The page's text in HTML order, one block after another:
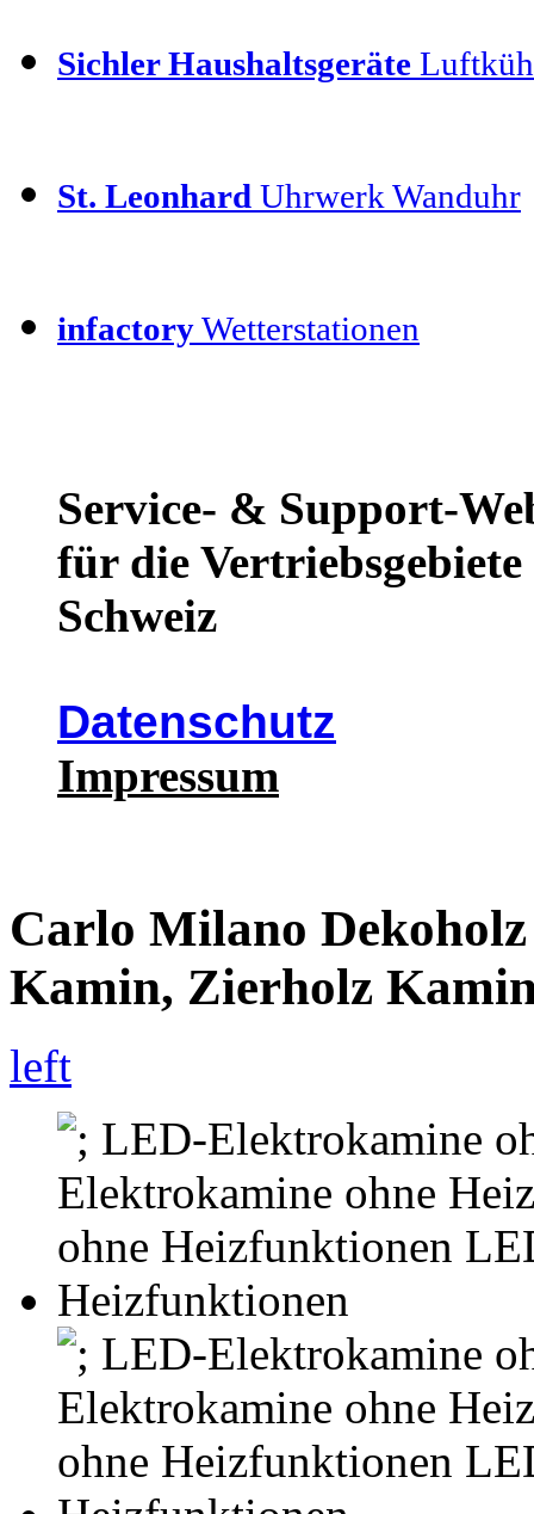
Sichler Haushaltsgeräte
St. Leonhard Uhrwerk Wanduhr
infactoryWetterstationen
Service- & Support-
für die
Schweiz
Datenschutz
Impressum
Carlo Milano
Kamin, Zierholz
left